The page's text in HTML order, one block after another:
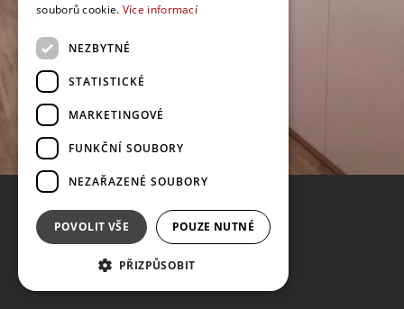
souborů cookie. Více informací
NEZBYTNÉ
STATISTICKÉ
MARKETINGOVÉ
FUNKČNÍ SOUBORY
NEZAŘAZENÉ SOUBORY
POVOLIT VŠE POUZE NUTNÉ
PŘIZPŮSOBIT